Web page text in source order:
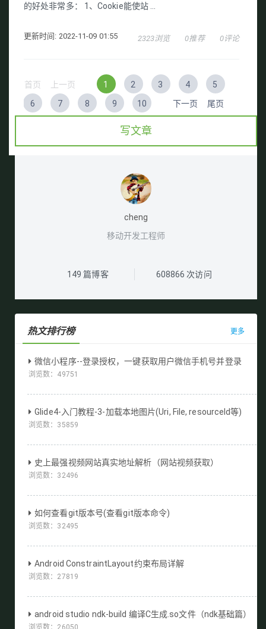
的好处非常多： 1、Cookie能使站 ...
更新时间: 2022-11-09 01:55 2323浏览 0推荐 0评论
首页 上一页 1 2 3 4
5
6
7 8 9 10 下一页 尾页
写文章
cheng
移动开发工程师
149 篇博客 608866 次访问
热文排行榜 更多
微信小程序--登录授权，一键获取用户微信手机号并登录
浏览数： 49751
Glide4-入门教程-3-加载本地图片(Uri, File, resourceId等)
浏览数： 35859
史上最强视频网站真实地址解析（网站视频获取）
浏览数： 32496
如何查看git版本号(查看git版本命令)
浏览数： 32495
Android ConstraintLayout约束布局详解
浏览数： 27819
android studio ndk-build 编译C生成.so文件（ndk基础篇）
浏览数： 26050